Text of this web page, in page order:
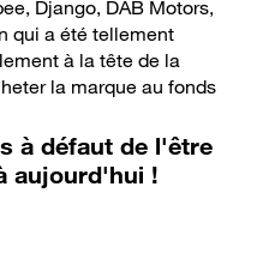
Django, DAB Motors,
qui a été tellement
à la tête de la
la marque au fonds
à défaut de l'être
aujourd'hui !